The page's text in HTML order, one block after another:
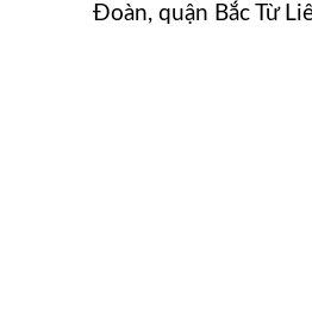
Đoàn, quận Bắc Từ